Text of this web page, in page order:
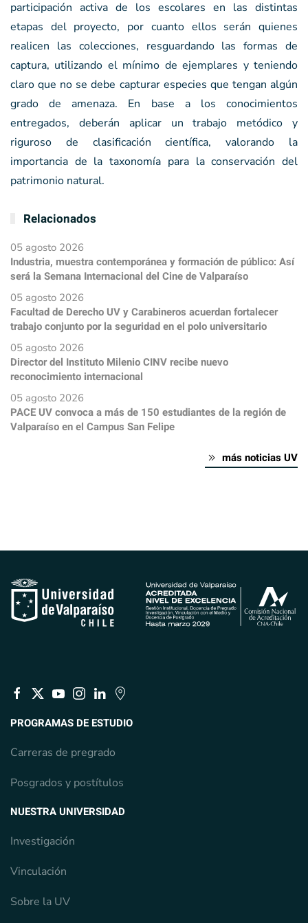
participación activa de los escolares en las distintas
etapas del proyecto, por cuanto ellos serán quienes
realicen las colecciones, resguardando las formas de
captura, utilizando el mínimo de ejemplares y teniendo
claro que no se debe capturar especies que tengan algún
grado de amenaza. En base a los conocimientos
entregados, deberán aplicar un trabajo metódico y
riguroso de clasificación científica, valorando la
importancia de la taxonomía para la conservación del
patrimonio natural.
Relacionados
05 agosto 2026
Industria, muestra contemporánea y formación de público: Así
será la Semana Internacional del Cine de Valparaíso
05 agosto 2026
Facultad de Derecho UV y Carabineros acuerdan fortalecer
trabajo conjunto por la seguridad en el polo universitario
05 agosto 2026
Director del Instituto Milenio CINV recibe nuevo
reconocimiento internacional
05 agosto 2026
PACE UV convoca a más de 150 estudiantes de la región de
Valparaíso en el Campus San Felipe
más noticias UV
PROGRAMAS DE ESTUDIO
Carreras de pregrado
Posgrados y postítulos
NUESTRA UNIVERSIDAD
Investigación
Vinculación
Sobre la UV